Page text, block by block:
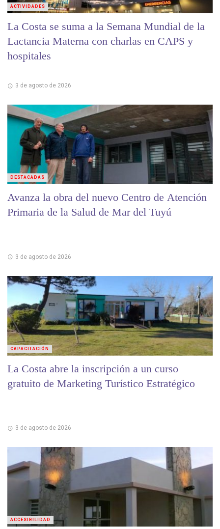
La Costa se suma a la Semana Mundial de la
Lactancia Materna con charlas en CAPS y
hospitales
3 de agosto de 2026
ACTIVIDADES
Avanza la obra del nuevo Centro de Atención
Primaria de la Salud de Mar del Tuyú
3 de agosto de 2026
DESTACADAS
La Costa abre la inscripción a un curso
gratuito de Marketing Turístico Estratégico
3 de agosto de 2026
CAPACITACIÓN
ACCESIBILIDAD